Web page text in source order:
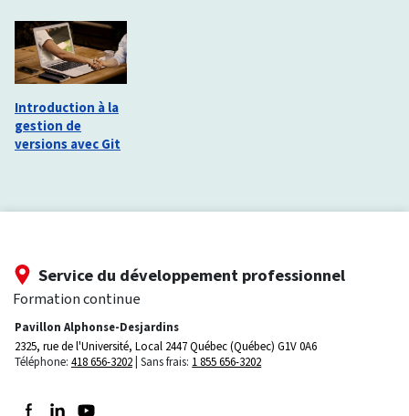
Introduction à la
gestion de
versions avec Git
Service du développement professionnel
Formation continue
Pavillon Alphonse-Desjardins
2325, rue de l'Université, Local 2447Québec (Québec) G1V 0A6
Téléphone: 418 656-3202 Sans frais: 1 855 656-3202
Suivez-nous sur Facebook
Suivez-nous sur LinkedIn
Suivez-nous sur Youtube